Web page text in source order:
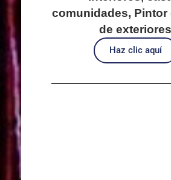
comunidades, Pintor
de exteriores
Haz clic aquí